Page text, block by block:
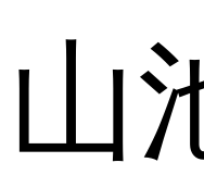
山